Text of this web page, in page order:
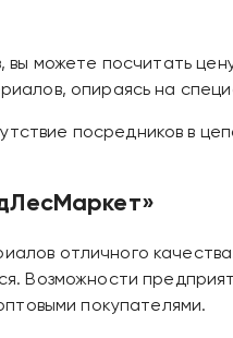
можете посчитать
опираясь на
посредников в
отличного
Возможности
покупателями.